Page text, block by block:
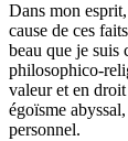
Dans mon
cause de ces
beau que je suis
philosophico-
valeur et en
égoïsme
personnel.